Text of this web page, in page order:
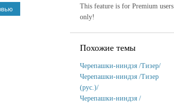
This feature is for Premium users
only!
Похожие темы
Черепашки-ниндзя /Тизер/
Черепашки-ниндзя /Тизер
(рус.)/
Черепашки-ниндзя /